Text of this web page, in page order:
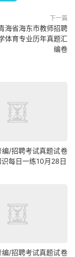
下一篇
海省海东市教师招聘
体育专业历年真题汇
编卷
/招聘考试真题试卷
每日一练10月28日
/招聘考试真题试卷